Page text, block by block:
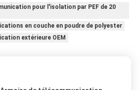
pour l'isolation par PEF de 20
en couche en poudre de polyester
extérieure OEM